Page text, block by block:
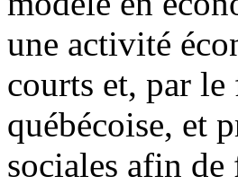
une activité
courts et, par
québécoise, et
sociales afin de